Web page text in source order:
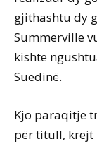
gjithashtu dy
Summerville
kishte
Suedinë.
Kjo paraqitje
për titull, krejt